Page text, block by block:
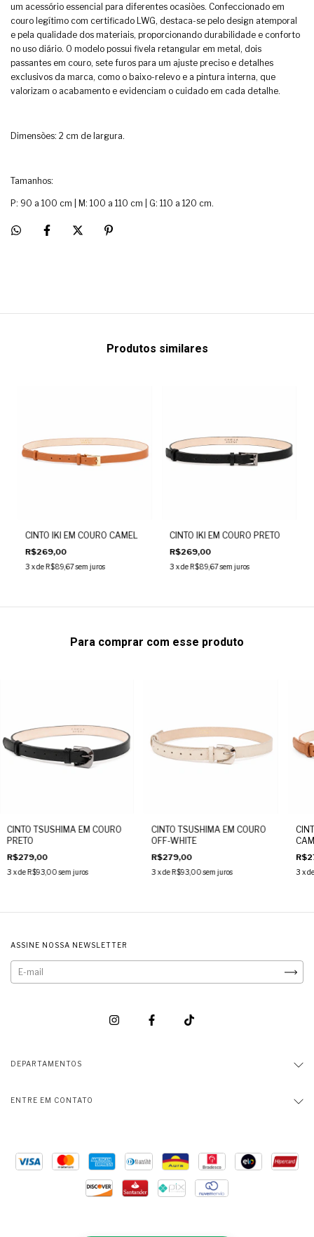
um acessório essencial para diferentes ocasiões. Confeccionado em
couro legítimo com certificado LWG, destaca-se pelo design atemporal
e pela qualidade dos materiais, proporcionando durabilidade e conforto
no uso diário. O modelo possui fivela retangular em metal, dois
passantes em couro, sete furos para um ajuste preciso e detalhes
exclusivos da marca, como o baixo-relevo e a pintura interna, que
valorizam o acabamento e evidenciam o cuidado em cada detalhe.
Dimensões: 2 cm de largura.
Tamanhos:
P: 90 a 100 cm | M: 100 a 110 cm | G: 110 a 120 cm.
Produtos similares
CINTO IKI EM COURO CAMEL
R$269,00
3 x de R$89,67sem juros
CINTO IKI EM COURO PRETO
R$269,00
3 x de R$89,67sem juros
Para comprar com esse produto
CINTO TSUSHIMA EM COURO
PRETO
R$279,00
3 x deR$93,00 sem juros
CINTO TSUSHIMA EM COURO
OFF-WHITE
R$279,00
3 x deR$93,00 sem juros 3 x
ASSINE NOSSA NEWSLETTER
DEPARTAMENTOS
ENTRE EM CONTATO